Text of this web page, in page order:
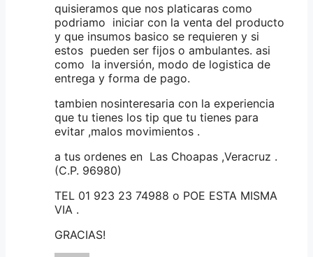
quisieramos que nos platicaras como
podriamo iniciar con la venta del producto
y que insumos basico se requieren y si
estos pueden ser fijos o ambulantes. asi
como la inversión, modo de logistica de
entrega y forma de pago.
tambien nosinteresaria con la experiencia
que tu tienes los tip que tu tienes para
evitar ,malos movimientos .
a tus ordenes en Las Choapas ,Veracruz .
(C.P. 96980)
TEL 01 923 23 74988 o POE ESTA MISMA
VIA .
GRACIAS!